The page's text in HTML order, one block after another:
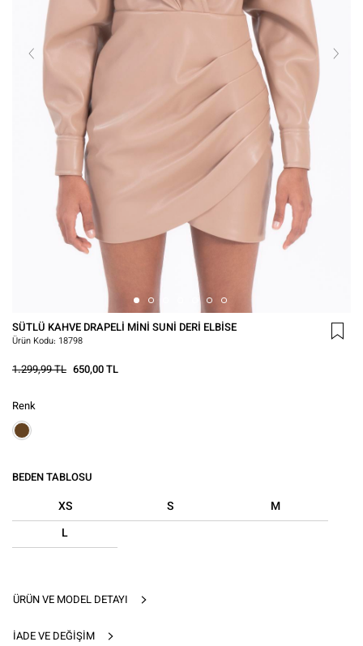
ÜRÜN VE MODEL DETAYI
İADE VE DEĞIŞIM
SÜTLÜ KAHVE DRAPELI MINI SUNI DERI ELBISE
Ürün Kodu: 18798
1.299,99 TL 650,00 TL
Renk
BEDEN TABLOSU
XS S
M
L